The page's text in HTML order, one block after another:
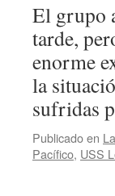
El grupo
tarde,
enorme
la
sufridas
Publicado en
Pacífico, USS